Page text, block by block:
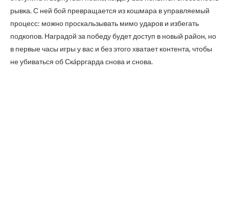
рывка. С ней бой превращается из кошмара в управляемый
процесс: можно проскальзывать мимо ударов и избегать
подкопов. Наградой за победу будет доступ в новый район, но
в первые часы игры у вас и без этого хватает контента, чтобы
не убиваться об Скáрргарда снова и снова.